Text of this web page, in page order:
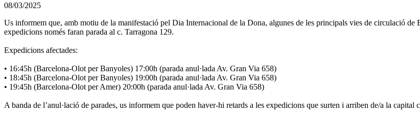
08/03/2025
Us informem que, amb motiu de la manifestació pel Dia Internacional de la Dona, algunes de les principals vies de circulació
expedicions només faran parada al c. Tarragona 129.
Expedicions afectades:
• 16:45h (Barcelona-Olot per Banyoles) 17:00h (parada anul·lada Av. Gran Via 658)
• 18:45h (Barcelona-Olot per Banyoles) 19:00h (parada anul·lada Av. Gran Via 658)
• 19:45h (Barcelona-Olot per Amer) 20:00h (parada anul·lada Av. Gran Via 658)
A banda de l’anul·lació de parades, us informem que poden haver-hi retards a les expedicions que surten i arriben de/a la capital